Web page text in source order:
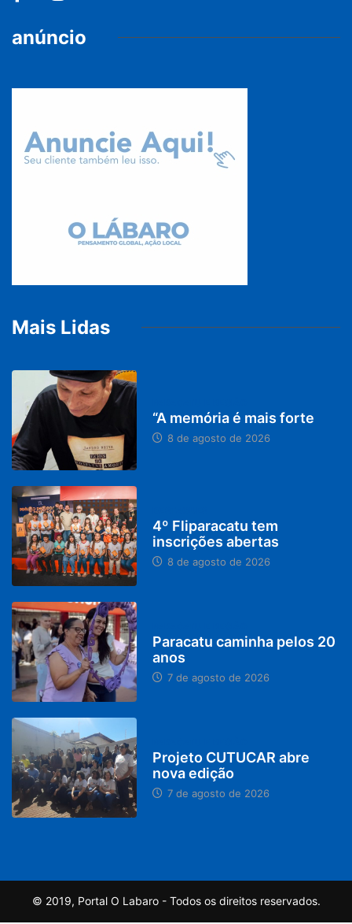
anúncio
Mais Lidas
“A memória é mais forte
8 de agosto de 2026
4º Fliparacatu tem
inscrições abertas
8 de agosto de 2026
Paracatu caminha pelos 20
anos
7 de agosto de 2026
Projeto CUTUCAR abre
nova edição
7 de agosto de 2026
© 2019, Portal O Labaro - Todos os direitos reservados.